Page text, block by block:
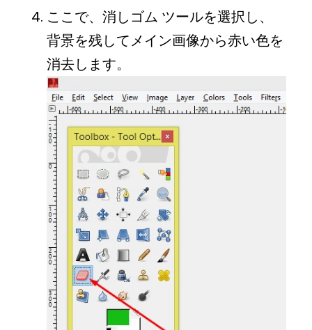
ここで、消しゴム ツールを選択し、
背景を残してメイン画像から赤い色を
消去します。